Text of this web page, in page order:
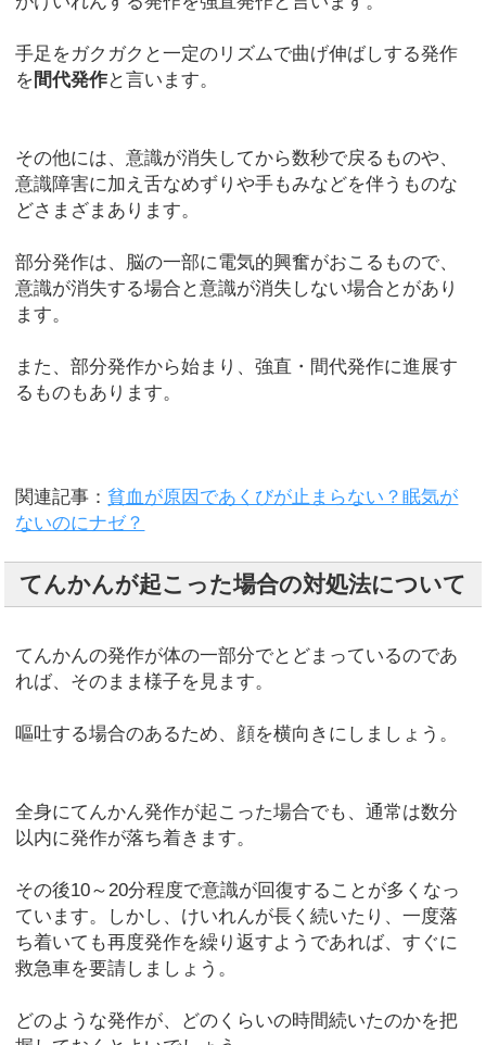
手足をガクガクと一定のリズムで曲げ伸ばしする発作
を 間代発作と言います。
その他には、意識が消失してから数秒で戻るものや、
意識障害に加え舌なめずりや手もみなどを伴うものな
どさまざまあります。
部分発作は、脳の一部に電気的興奮がおこるもので、
意識が消失する場合と意識が消失しない場合とがあり
ます。
また、部分発作から始まり、強直・間代発作に進展す
るものもあります。
関連記事：貧血が原因であくびが止まらない？眠気が
ないのにナゼ？
てんかんが起こった場合の対処法について
てんかんの発作が体の一部分でとどまっているのであ
れば、そのまま様子を見ます。
嘔吐する場合のあるため、顔を横向きにしましょう。
全身にてんかん発作が起こった場合でも、通常は数分
以内に発作が落ち着きます。
その後10～20分程度で意識が回復することが多くなっ
ています。しかし、けいれんが長く続いたり、一度落
ち着いても再度発作を繰り返すようであれば、すぐに
救急車を要請しましょう。
どのような発作が、どのくらいの時間続いたのかを把